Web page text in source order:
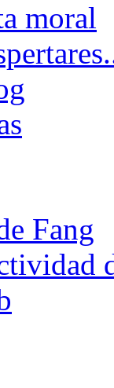
moral
Fang